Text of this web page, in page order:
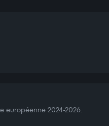
2024-2026.